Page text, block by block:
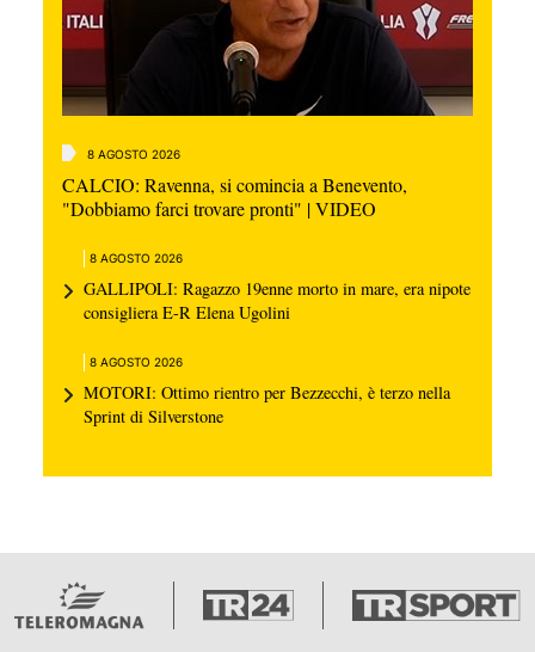
8 AGOSTO 2026
CALCIO: Ravenna, si comincia a Benevento,
"Dobbiamo farci trovare pronti" | VIDEO
8 AGOSTO 2026
GALLIPOLI: Ragazzo 19enne morto in mare, era nipote
consigliera E-R Elena Ugolini
8 AGOSTO 2026
MOTORI: Ottimo rientro per Bezzecchi, è terzo nella
Sprint di Silverstone